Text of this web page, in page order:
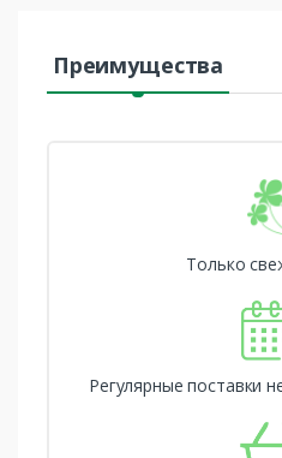
Преимущества
Только
Регулярные поставки